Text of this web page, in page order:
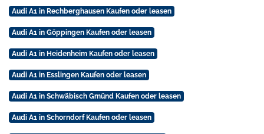
Audi A1 in Rechberghausen Kaufen oder leasen
Audi A1 in Göppingen Kaufen oder leasen
Audi A1 in Heidenheim Kaufen oder leasen
Audi A1 in Esslingen Kaufen oder leasen
Audi A1 in Schwäbisch Gmünd Kaufen oder leasen
Audi A1 in Schorndorf Kaufen oder leasen